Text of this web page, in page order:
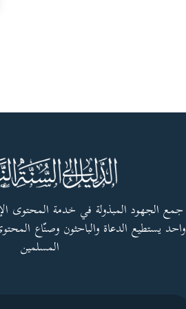
جمع الجهود المبذولة في خدمة المحتوى
واحد يستطيع الدعاة والباحثون وصنّاع
المسلمين